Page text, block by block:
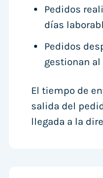
Pedidos
días
Pedidos
gestionan
El tiempo de
salida del
llegada a la